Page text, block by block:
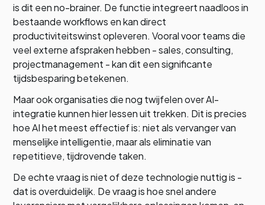
is dit een no-brainer. De functie integreert naadloos in
bestaande workflows en kan direct
productiviteitswinst opleveren. Vooral voor teams die
veel externe afspraken hebben - sales, consulting,
projectmanagement - kan dit een significante
tijdsbesparing betekenen.
Maar ook organisaties die nog twijfelen over AI-
integratie kunnen hier lessen uit trekken. Dit is precies
hoe AI het meest effectief is: niet als vervanger van
menselijke intelligentie, maar als eliminatie van
repetitieve, tijdrovende taken.
De echte vraag is niet of deze technologie nuttig is -
dat is overduidelijk. De vraag is hoe snel andere